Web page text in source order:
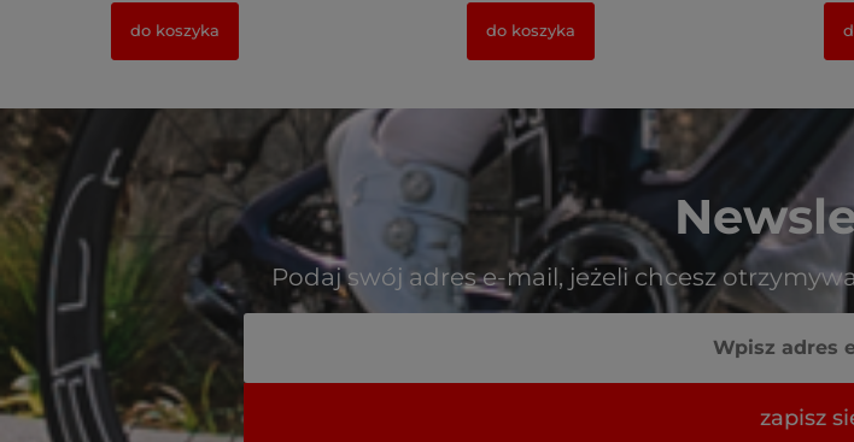
do koszyka do koszyka
Podaj swój adres e-mail, jeżeli chcesz
zapisz